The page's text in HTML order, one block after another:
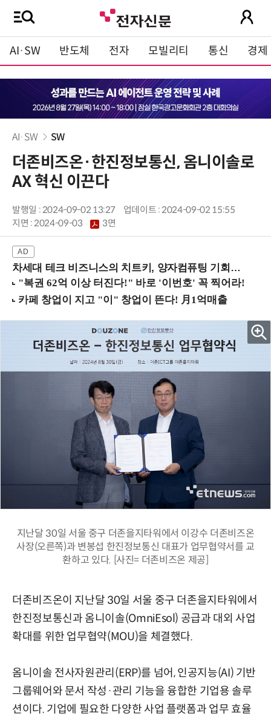
AI·SW 반도체 전자 모빌리티 통신 경제
AI·SW SW
더존비즈온·한진정보통신, 옴니이솔로
AX 혁신 이끈다
발행일 : 2024-09-02 13:27
업데이트 : 2024-09-02 15:55
지면 :2024-09-03 3면
차세대 테크 비즈니스의 치트키, 양자컴퓨팅 기회를 선점하라! (8/28 강남역)
지난달 30일 서울 중구 더존을지타워에서 이강수 더존비즈온
사장(오른쪽)과 변봉섭 한진정보통신 대표가 업무협약서를 교
환하고 있다. [사진= 더존비즈온 제공]
더존비즈온이 지난달 30일 서울 중구 더존을지타워에서
한진정보통신과 옴니이솔(OmniEsol) 공급과 대외 사업
확대를 위한 업무협약(MOU)을 체결했다.
옴니이솔 전사자원관리(ERP)를 넘어, 인공지능(AI) 기반
그룹웨어와 문서 작성·관리 기능을 융합한 기업용 솔루
션이다. 기업에 필요한 다양한 사업 플랫폼과 업무 효율